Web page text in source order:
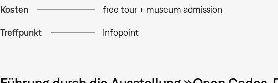
Kosten free tour + museum admission
Treffpunkt Infopoint